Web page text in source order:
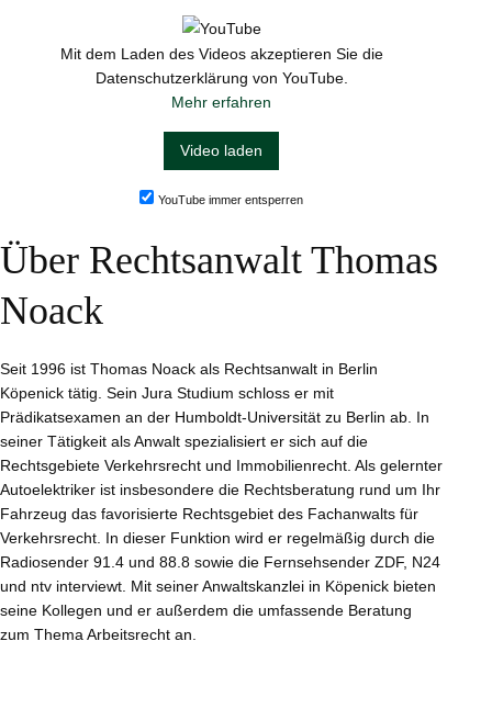
Mit dem Laden des Videos akzeptieren Sie die
Datenschutzerklärung von YouTube.
Mehr erfahren
Video laden
YouTube immer entsperren
Über Rechtsanwalt Thomas
Noack
Seit 1996 ist Thomas Noack als Rechtsanwalt in Berlin
Köpenick tätig. Sein Jura Studium schloss er mit
Prädikatsexamen an der Humboldt-Universität zu Berlin ab. In
seiner Tätigkeit als Anwalt spezialisiert er sich auf die
Rechtsgebiete Verkehrsrecht und Immobilienrecht. Als gelernter
Autoelektriker ist insbesondere die Rechtsberatung rund um Ihr
Fahrzeug das favorisierte Rechtsgebiet des Fachanwalts für
Verkehrsrecht. In dieser Funktion wird er regelmäßig durch die
Radiosender 91.4 und 88.8 sowie die Fernsehsender ZDF, N24
und ntv interviewt. Mit seiner Anwaltskanzlei in Köpenick bieten
seine Kollegen und er außerdem die umfassende Beratung
zum Thema Arbeitsrecht an.